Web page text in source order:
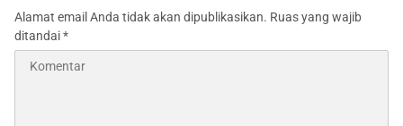
Alamat email Anda tidak akan dipublikasikan. Ruas yang wajib
ditandai*